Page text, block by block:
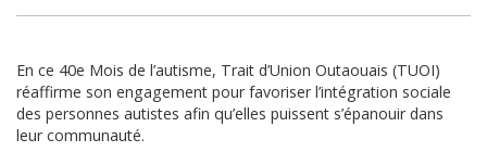
En ce 40e Mois de l’autisme, Trait d’Union Outaouais (TUOI)
réaffirme son engagement pour favoriser l’intégration sociale
des personnes autistes afin qu’elles puissent s’épanouir dans
leur communauté.